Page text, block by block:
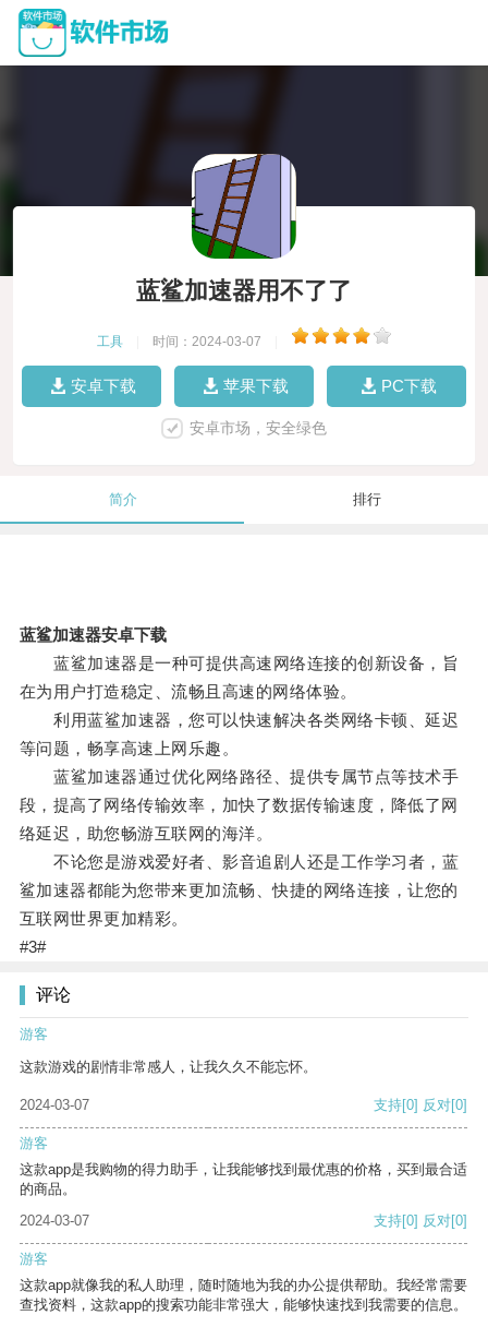
蓝鲨加速器用不了了
工具 时间：2024-03-07
安卓下载 苹果下载 PC下载
安卓市场，安全绿色
简介 排行
蓝鲨加速器安卓下载
蓝鲨加速器是一种可提供高速网络连接的创新设备，旨
在为用户打造稳定、流畅且高速的网络体验。
利用蓝鲨加速器，您可以快速解决各类网络卡顿、延迟
等问题，畅享高速上网乐趣。
蓝鲨加速器通过优化网络路径、提供专属节点等技术手
段，提高了网络传输效率，加快了数据传输速度，降低了网
络延迟，助您畅游互联网的海洋。
不论您是游戏爱好者、影音追剧人还是工作学习者，蓝
鲨加速器都能为您带来更加流畅、快捷的网络连接，让您的
互联网世界更加精彩。
#3#
评论
游客
这款游戏的剧情非常感人，让我久久不能忘怀。
2024-03-07 支持[0] 反对[0]
游客
这款app是我购物的得力助手，让我能够找到最优惠的价格，买到最合适
的商品。
2024-03-07
支持[0] 反对[0]
游客
这款app就像我的私人助理，随时随地为我的办公提供帮助。我经常需要
查找资料，这款app的搜索功能非常强大，能够快速找到我需要的信息。